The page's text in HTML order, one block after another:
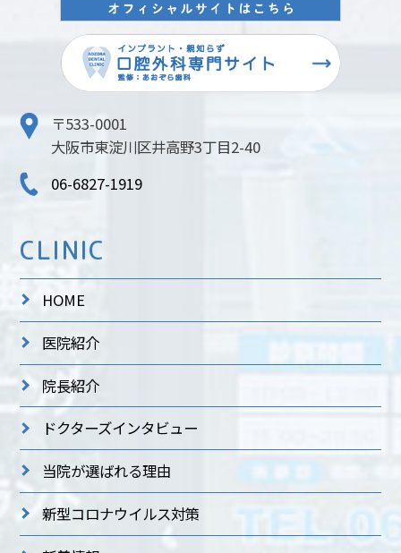
CLINIC
HOME
医院紹介
院長紹介
ドクターズインタビュー
当院が選ばれる理由
新型コロナウイルス対策
〒533-0001
大阪市東淀川区井高野3丁目2-40
06-6827-1919